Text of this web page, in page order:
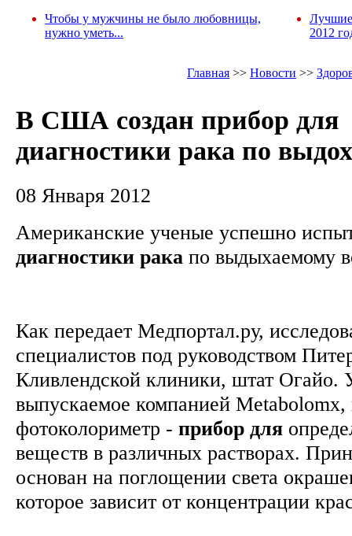
Чтобы у мужчины не было любовницы,
нужно уметь...
Лучшие
2012
Главная >> Новости >>
В США создан прибор для
диагностики рака по
08 Января 2012
Американские ученые успешно
диагностики рака по выдыхаемому
Как передает Медпортал.ру,
специалистов под руководством
Кливлендской клиники, штат Огайо.
выпускаемое компанией Metabolomx,
фотоколориметр - прибор для
веществ в различных растворах.
основан на поглощении света
которое зависит от концентрации